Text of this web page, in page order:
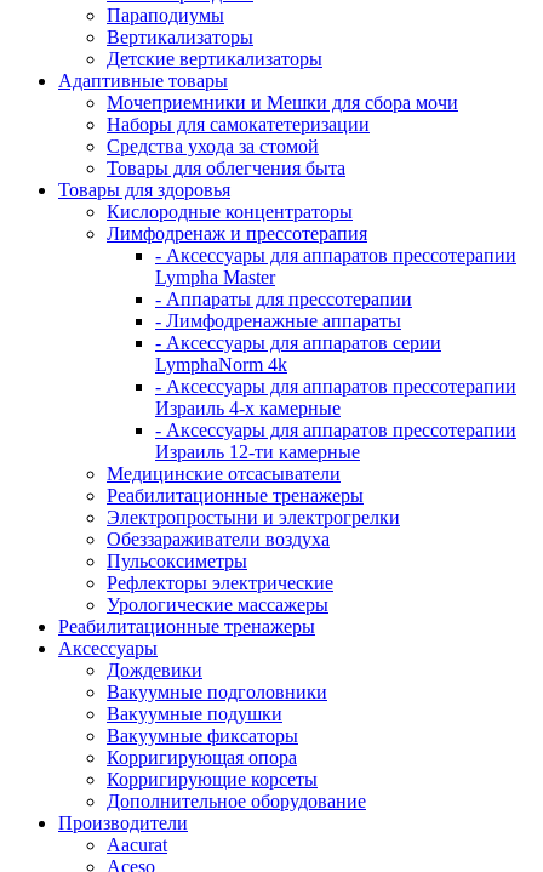
Параподиумы
Вертикализаторы
Детские вертикализаторы
Адаптивные товары
Мочеприемники и Мешки для сбора мочи
Наборы для самокатетеризации
Средства ухода за стомой
Товары для облегчения быта
Товары для здоровья
Кислородные концентраторы
Лимфодренаж и прессотерапия
- Аксессуары для аппаратов прессотерапии
Lympha Master
- Аппараты для прессотерапии
- Лимфодренажные аппараты
- Аксессуары для аппаратов серии
LymphaNorm 4k
- Аксессуары для аппаратов прессотерапии
Израиль 4-х камерные
- Аксессуары для аппаратов прессотерапии
Израиль 12-ти камерные
Медицинские отсасыватели
Реабилитационные тренажеры
Электропростыни и электрогрелки
Обеззараживатели воздуха
Пульсоксиметры
Рефлекторы электрические
Урологические массажеры
Реабилитационные тренажеры
Аксессуары
Дождевики
Вакуумные подголовники
Вакуумные подушки
Вакуумные фиксаторы
Корригирующая опора
Корригирующие корсеты
Дополнительное оборудование
Производители
Aacurat
Aceso